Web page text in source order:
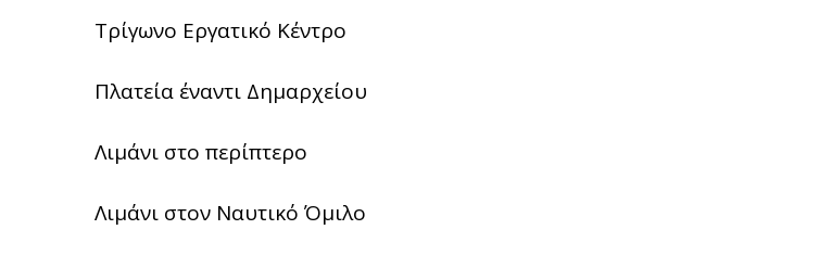
Τρίγωνο Εργατικό Κέντρο
Πλατεία έναντι Δημαρχείου
Λιμάνι στο περίπτερο
Λιμάνι στον Ναυτικό Όμιλο